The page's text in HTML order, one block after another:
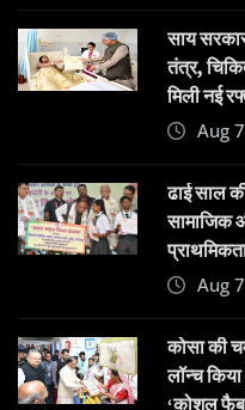
साय
तंत्र,
मिली नई
Aug
ढाई साल
सामाजिक
Aug
कोसा की
लॉन्च
‘कोशल